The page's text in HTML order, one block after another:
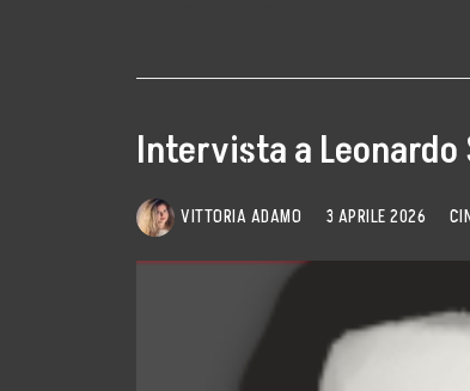
Area Press
Comunicati Stampa
Rassegna Stampa
Cartella Stampa
Contatta Ufficio
Intervista a Leonardo
VITTORIA ADAMO 3 APRILE 2026